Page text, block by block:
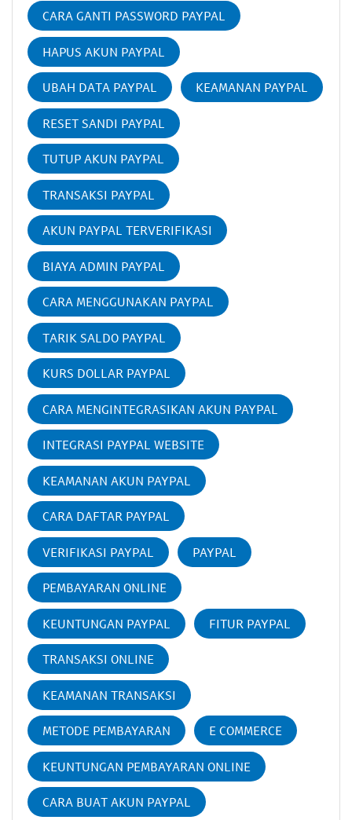
CARA GANTI PASSWORD PAYPAL
HAPUS AKUN PAYPAL
UBAH DATA PAYPAL KEAMANAN PAYPAL
RESET SANDI PAYPAL
TUTUP AKUN PAYPAL
TRANSAKSI PAYPAL
AKUN PAYPAL TERVERIFIKASI
BIAYA ADMIN PAYPAL
CARA MENGGUNAKAN PAYPAL
TARIK SALDO PAYPAL
KURS DOLLAR PAYPAL
CARA MENGINTEGRASIKAN AKUN PAYPAL
INTEGRASI PAYPAL WEBSITE
KEAMANAN AKUN PAYPAL
CARA DAFTAR PAYPAL
VERIFIKASI PAYPAL PAYPAL
PEMBAYARAN ONLINE
KEUNTUNGAN PAYPAL FITUR PAYPAL
TRANSAKSI ONLINE
KEAMANAN TRANSAKSI
METODE PEMBAYARAN E COMMERCE
KEUNTUNGAN PEMBAYARAN ONLINE
CARA BUAT AKUN PAYPAL